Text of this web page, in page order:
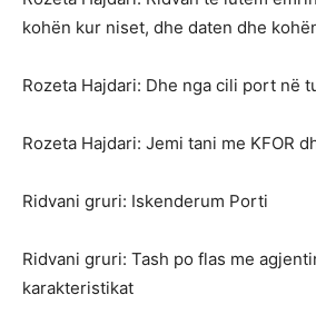
kohën kur niset, dhe daten dhe
Rozeta Hajdari: Dhe nga cili port në
Rozeta Hajdari: Jemi tani me KFOR
Ridvani gruri: Iskenderum Porti
Ridvani gruri: Tash po flas me
karakteristikat